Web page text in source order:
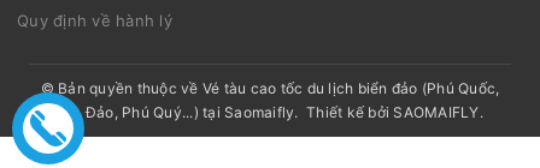
Quy định về hành lý
© Bản quyền thuộc về Vé tàu cao tốc du lịch biển đảo (Phú Quốc,
Côn Đảo, Phú Quý...) tại Saomaifly.Thiết kế bởi SAOMAIFLY.